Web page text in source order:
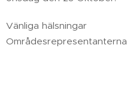
Vänliga hälsningar
Områdesrepresentanterna